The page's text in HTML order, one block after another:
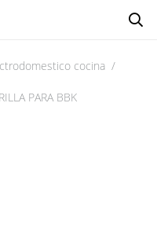
cocina /
PARA BBK